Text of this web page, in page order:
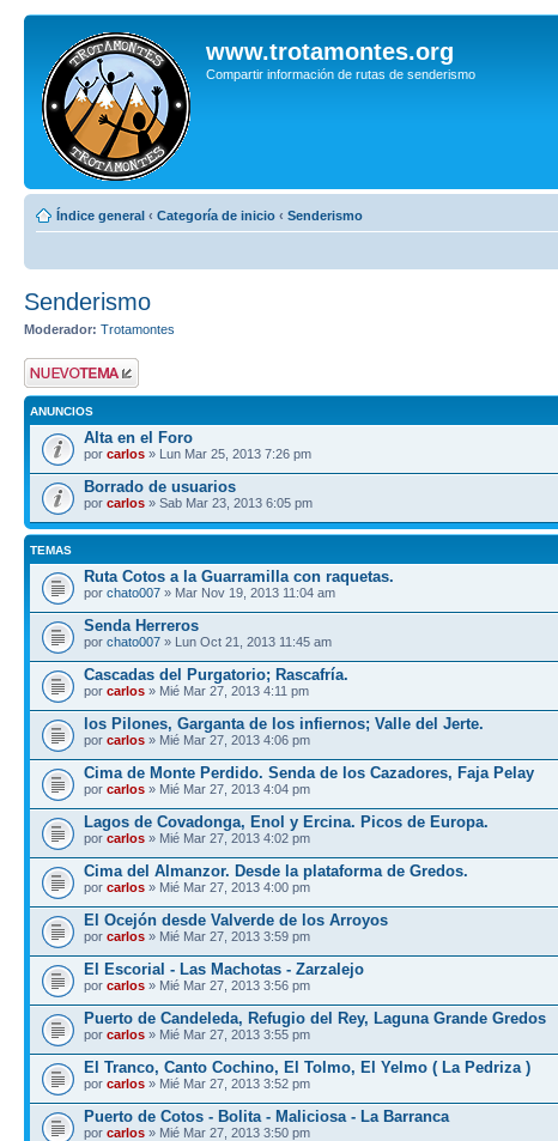
www.trotamontes.org
Compartir información de rutas de senderismo
Índice general ‹ Categoría de inicio ‹ Senderismo
Senderismo
Moderador: Trotamontes
Publicar un nuevo
tema
ANUNCIOS
Alta en el Foro
por carlos » Lun Mar 25, 2013 7:26 pm
Borrado de usuarios
por carlos » Sab Mar 23, 2013 6:05 pm
TEMAS
Ruta Cotos a la Guarramilla con raquetas.
por chato007 » Mar Nov 19, 2013 11:04 am
Senda Herreros
por chato007 » Lun Oct 21, 2013 11:45 am
Cascadas del Purgatorio; Rascafría.
por carlos » Mié Mar 27, 2013 4:11 pm
los Pilones, Garganta de los infiernos; Valle del Jerte.
por carlos » Mié Mar 27, 2013 4:06 pm
Cima de Monte Perdido. Senda de los Cazadores, Faja Pelay
por carlos » Mié Mar 27, 2013 4:04 pm
Lagos de Covadonga, Enol y Ercina. Picos de Europa.
por carlos » Mié Mar 27, 2013 4:02 pm
Cima del Almanzor. Desde la plataforma de Gredos.
por carlos » Mié Mar 27, 2013 4:00 pm
El Ocejón desde Valverde de los Arroyos
por carlos » Mié Mar 27, 2013 3:59 pm
El Escorial - Las Machotas - Zarzalejo
por carlos » Mié Mar 27, 2013 3:56 pm
Puerto de Candeleda, Refugio del Rey, Laguna Grande Gredos
por carlos » Mié Mar 27, 2013 3:55 pm
El Tranco, Canto Cochino, El Tolmo, El Yelmo ( La Pedriza )
por carlos » Mié Mar 27, 2013 3:52 pm
Puerto de Cotos - Bolita - Maliciosa - La Barranca
por carlos » Mié Mar 27, 2013 3:50 pm